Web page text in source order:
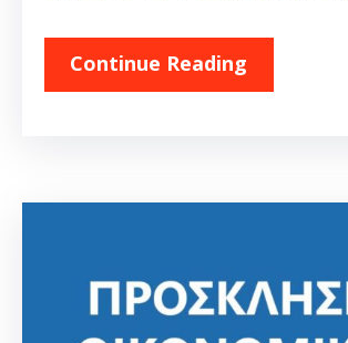
Continue Reading